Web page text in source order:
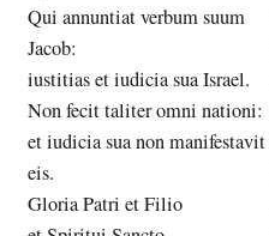
Qui annuntiat verbum suum
Jacob:
iustitias et iudicia sua Israel.
Non fecit taliter omni nationi:
et iudicia sua non manifestavit
eis.
Gloria Patri et Filio